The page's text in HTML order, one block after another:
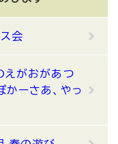
会
がおがあつ
かーさあ、やっ